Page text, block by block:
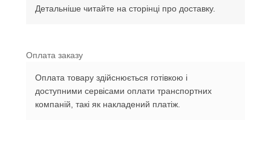
Детальніше читайте на сторінці про доставку.
Оплата заказу
Оплата товару здійснюється готівкою і
доступними сервісами оплати транспортних
компаній, такі як накладений платіж.